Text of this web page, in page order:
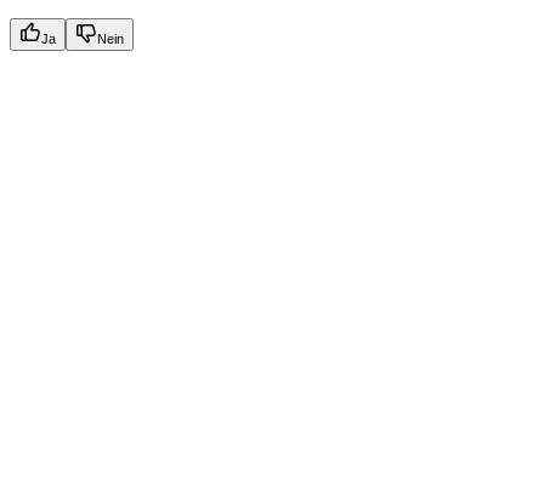
Ja Nein